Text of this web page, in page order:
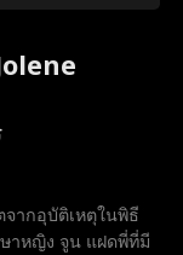
ากอุบัติเหตุในพิธี
าหญิง จูน แฝดพี่ที่มี